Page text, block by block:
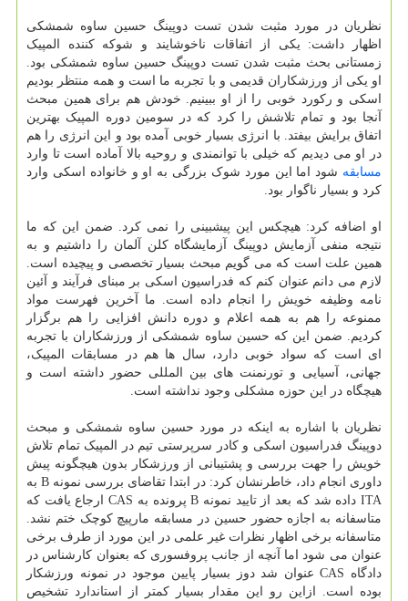
نظریان در مورد مثبت شدن تست دوپینگ حسین ساوه شمشکی
اظهار داشت: یکی از اتفاقات ناخوشایند و شوکه کننده المپیک
زمستانی بحث مثبت شدن تست دوپینگ حسین ساوه شمشکی بود.
او یکی از ورزشکاران قدیمی و با تجربه ما است و همه منتظر بودیم
اسکی و رکورد خوبی را از او ببینیم. خودش هم برای همین مبحث
آنجا بود و تمام تلاشش را کرد که در سومین دوره المپیک بهترین
اتفاق برایش بیفتد. با انرژی بسیار خوبی آمده بود و این انرژی را هم
در او می دیدیم که خیلی با توانمندی و روحیه بالا آماده است تا وارد
مسابقه شود اما این مورد شوک بزرگی به او و خانواده اسکی وارد
کرد و بسیار ناگوار بود.
او اضافه کرد: هیچکس این پیشبینی را نمی کرد. ضمن این که ما
نتیجه منفی آزمایش دوپینگ آزمایشگاه کلن آلمان را داشتیم و به
همین علت است که می گویم مبحث بسیار تخصصی و پیچیده است.
لازم می دانم عنوان کنم که فدراسیون اسکی بر مبنای فرآیند و آئین
نامه وظیفه خویش را انجام داده است. ما آخرین فهرست مواد
ممنوعه را هم به همه اعلام و دوره دانش افزایی را هم برگزار
کردیم. ضمن این که حسین ساوه شمشکی از ورزشکاران با تجربه
ای است که سواد خوبی دارد، سال ها هم در مسابقات المپیک،
جهانی، آسیایی و تورنمنت های بین المللی حضور داشته است و
هیچگاه در این حوزه مشکلی وجود نداشته است.
نظریان با اشاره به اینکه در مورد حسین ساوه شمشکی و مبحث
دوپینگ فدراسیون اسکی و کادر سرپرستی تیم در المپیک تمام تلاش
خویش را جهت بررسی و پشتیبانی از ورزشکار بدون هیچگونه پیش
داوری انجام داد، خاطرنشان کرد: در ابتدا تقاضای بررسی نمونه B به
ITA داده شد که بعد از تایید نمونه B پرونده به CAS ارجاع یافت که
متاسفانه به اجازه حضور حسین در مسابقه مارپیچ کوچک ختم نشد.
متاسفانه برخی اظهار نظرات غیر علمی در این مورد از طرف برخی
عنوان می شود اما آنچه از جانب پروفسوری که بعنوان کارشناس در
دادگاه CAS عنوان شد دوز بسیار پایین موجود در نمونه ورزشکار
بوده است. ازاین رو این مقدار بسیار کمتر از استاندارد تشخیص